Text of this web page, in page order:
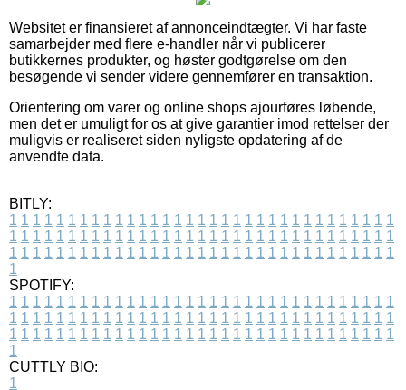
Websitet er finansieret af annonceindtægter. Vi har faste
samarbejder med flere e-handler når vi publicerer
butikkernes produkter, og høster godtgørelse om den
besøgende vi sender videre gennemfører en transaktion.
Orientering om varer og online shops ajourføres løbende,
men det er umuligt for os at give garantier imod rettelser der
muligvis er realiseret siden nyligste opdatering af de
anvendte data.
BITLY:
1 1 1 1 1 1 1 1 1 1 1 1 1 1 1 1 1 1 1 1 1 1 1 1 1 1 1 1 1 1 1 1 1
1 1 1 1 1 1 1 1 1 1 1 1 1 1 1 1 1 1 1 1 1 1 1 1 1 1 1 1 1 1 1 1 1
1 1 1 1 1 1 1 1 1 1 1 1 1 1 1 1 1 1 1 1 1 1 1 1 1 1 1 1 1 1 1 1 1
1
SPOTIFY:
1 1 1 1 1 1 1 1 1 1 1 1 1 1 1 1 1 1 1 1 1 1 1 1 1 1 1 1 1 1 1 1 1
1 1 1 1 1 1 1 1 1 1 1 1 1 1 1 1 1 1 1 1 1 1 1 1 1 1 1 1 1 1 1 1 1
1 1 1 1 1 1 1 1 1 1 1 1 1 1 1 1 1 1 1 1 1 1 1 1 1 1 1 1 1 1 1 1 1
1
CUTTLY BIO:
1